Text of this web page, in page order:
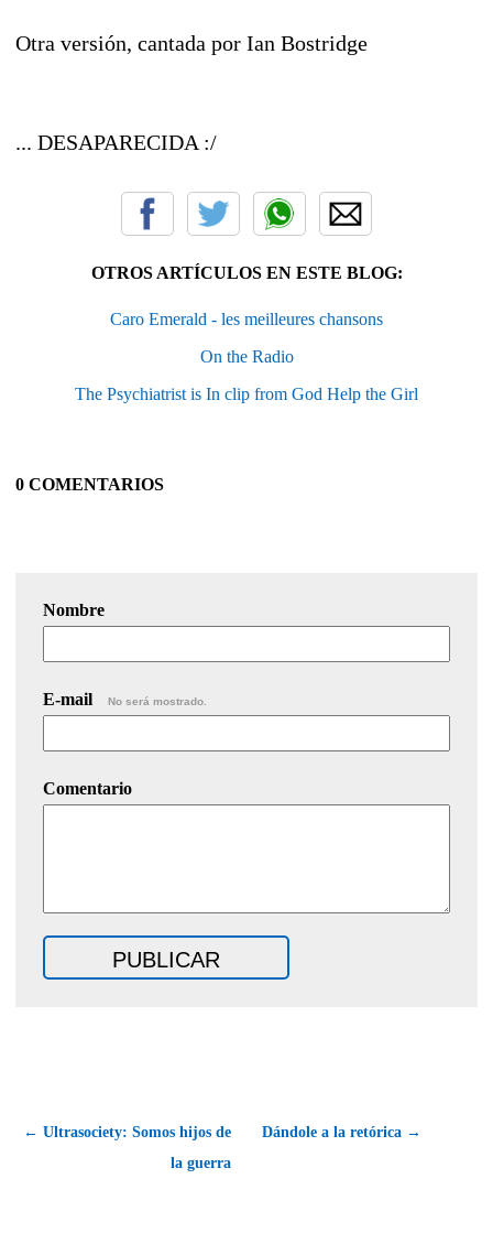
Otra versión, cantada por Ian Bostridge
... DESAPARECIDA :/
OTROS ARTÍCULOS EN ESTE BLOG:
Caro Emerald - les meilleures chansons
On the Radio
The Psychiatrist is In clip from God Help the Girl
0 COMENTARIOS
Nombre
E-mail No será mostrado.
Comentario
← Ultrasociety: Somos hijos de
la guerra
Dándole a la retórica →